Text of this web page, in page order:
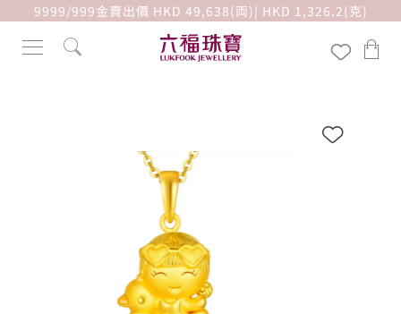
9999/999金賣出價 HKD 49,638(両)| HKD 1,326.2(克)